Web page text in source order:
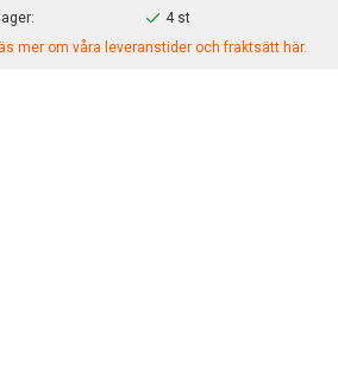
4 st
mer om våra leveranstider och fraktsätt här.